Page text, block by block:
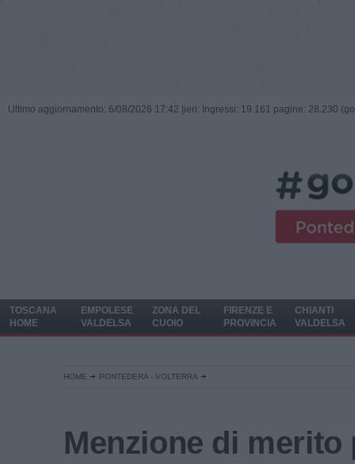
Ultimo aggiornamento: 6/08/2026 17:42 | ieri: Ingressi: 19.161 pagine: 28.230
TOSCANA
HOME
EMPOLESE
VALDELSA
ZONA DEL
CUOIO
FIRENZE E
PROVINCIA
CHIANTI
VALDELSA
HOME PONTEDERA - VOLTERRA
Menzione di merito